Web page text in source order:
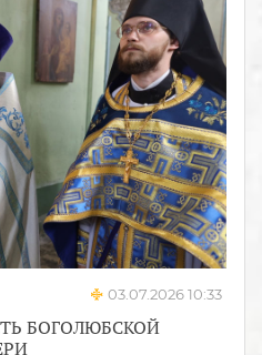
03.07.2026 10:33
БОГОЛЮБСКОЙ